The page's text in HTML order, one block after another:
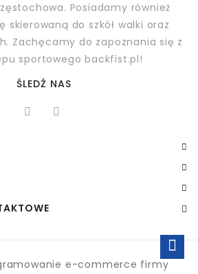
Posiadamy również
skierowaną do szkół walki oraz
Zachęcamy do zapoznania się z
sportowego backfist.pl!
ŚLEDŹ NAS
e-commerce firmy